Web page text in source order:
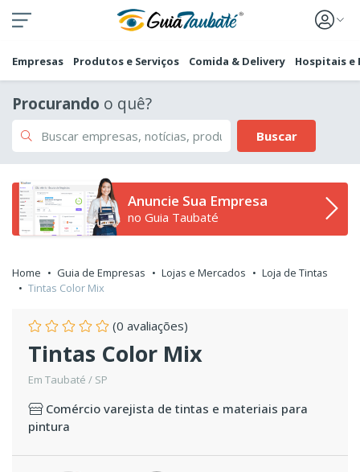
Empresas Produtos e Serviços Comida & Delivery Hospitais e
Procurando o quê?
Buscar
Anuncie Sua Empresa
no Guia Taubaté
Home Guia de Empresas Lojas e Mercados
Loja de Tintas
Tintas Color Mix
(0 avaliações)
Tintas Color Mix
Em Taubaté / SP
Comércio varejista de tintas e materiais para
pintura